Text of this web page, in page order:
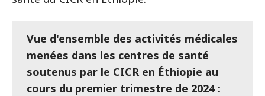
Vue d'ensemble des activités médicales
menées dans les centres de santé
soutenus par le CICR en Éthiopie au
cours du premier trimestre de 2024 :